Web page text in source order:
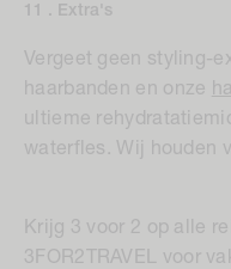
11 . Extra's
Vergeet geen styling-
haarbanden en onze
ultieme
waterfles. Wij houden
Krijg 3 voor 2 op alle
3FOR2TRAVEL voor